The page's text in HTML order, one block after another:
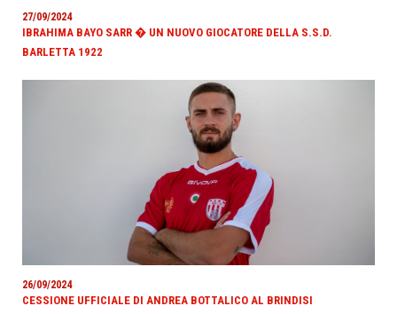
27/09/2024
IBRAHIMA BAYO SARR � UN NUOVO GIOCATORE DELLA S.S.D.
BARLETTA 1922
26/09/2024
CESSIONE UFFICIALE DI ANDREA BOTTALICO AL BRINDISI